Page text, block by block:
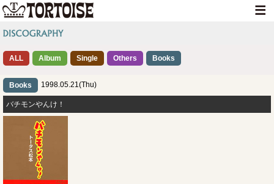
NEWS
ALL Album Single Others Books
Books 1998.05.21(Thu)
バチモンやんけ！